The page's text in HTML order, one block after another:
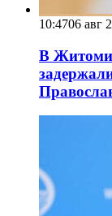
10:4706 авг
В